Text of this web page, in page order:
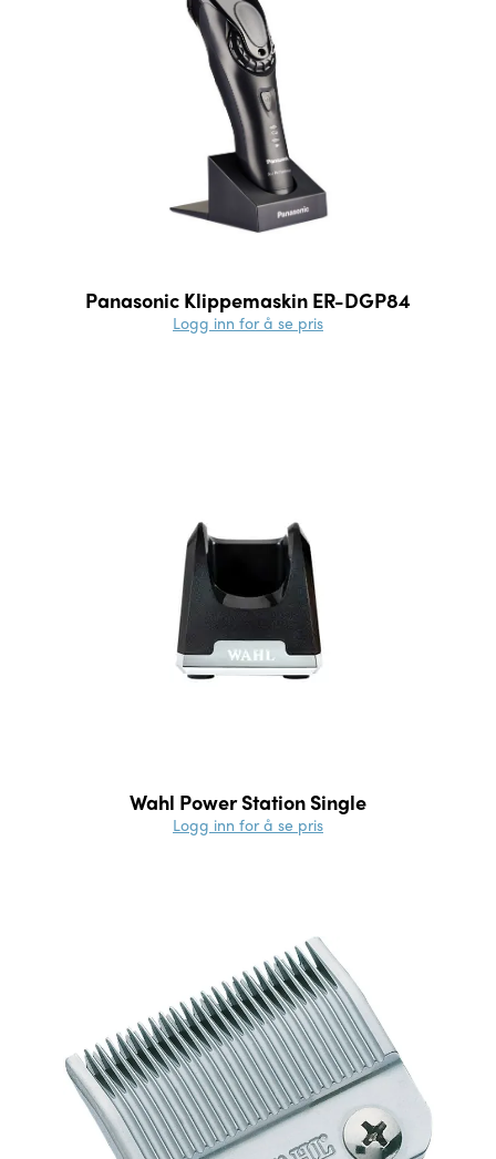
Panasonic Klippemaskin ER-DGP84
Logg inn for å se pris
Wahl Power Station Single
Logg inn for å se pris